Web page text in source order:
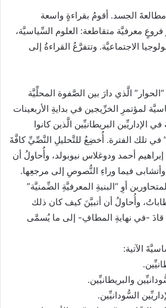
الجسد. أقومُ بقراءةٍ واسعة
فروعٍ معرفيَّة متقاطعة: العلوم السِّياسيَّة،
الاجتماعيَّة. وتتفرَّعُ القراءةُ إلى
الَّذي دارَ بين الصَّفوة المحلِّيَّة
لمؤتمرِ الخرِّيجين في بدايةِ الأربعينات
الإداريِّين البريطانيِّين الَّذين كانوا
في تلك الفترة. أُخضِعُ للتَّحليلِ النَّصِّيِّ كافَّةَ
أحمد ودوغلاس نيوبولد، وأُحاولُ أن
فيما وراءِ النُّصوصِ إلى مرجعِها.
أوِ “البنيةِ المعرفيَّةِ الضِّمنيَّة”
وأُحاولُ أن أتبيَّنَ كيف كان ذلك
قادَ -في نهايةِ المطافِ- إلى ما يُسمَّى
الآتية:
والبريطانيِّين.
السُّودانيِّين.